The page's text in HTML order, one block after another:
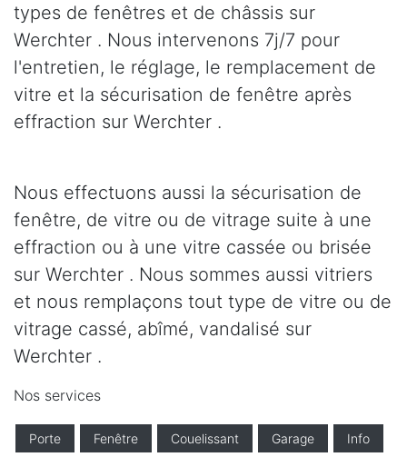
types de fenêtres et de châssis sur
Werchter . Nous intervenons 7j/7 pour
l'entretien, le réglage, le remplacement de
vitre et la sécurisation de fenêtre après
effraction sur Werchter .
Nous effectuons aussi la sécurisation de
fenêtre, de vitre ou de vitrage suite à une
effraction ou à une vitre cassée ou brisée
sur Werchter . Nous sommes aussi vitriers
et nous remplaçons tout type de vitre ou de
vitrage cassé, abîmé, vandalisé sur
Werchter .
Nos services
Porte Fenêtre Couelissant Garage Info